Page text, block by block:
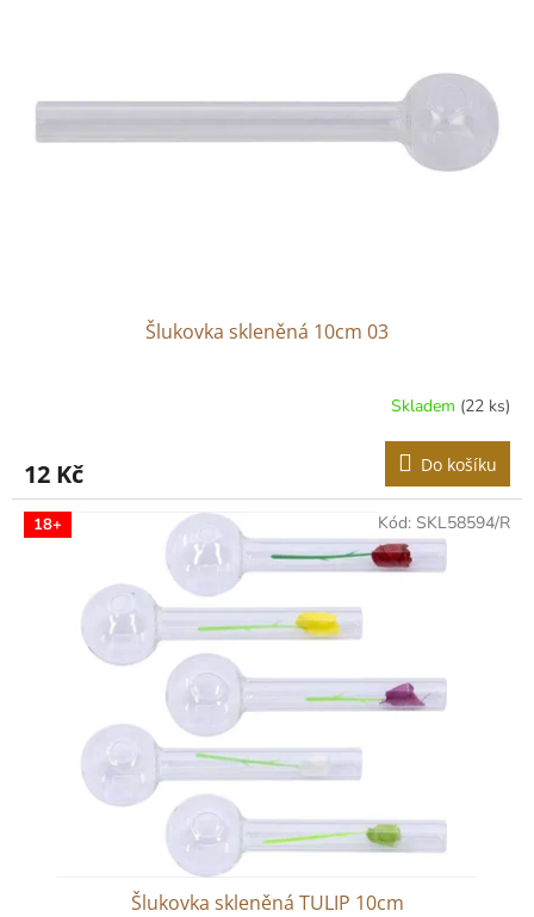
Šlukovka skleněná 10cm 03
Skladem (22 ks)
12 Kč Do košíku
18+
Šlukovka skleněná TULIP 10cm
Kód: SKL58594/R